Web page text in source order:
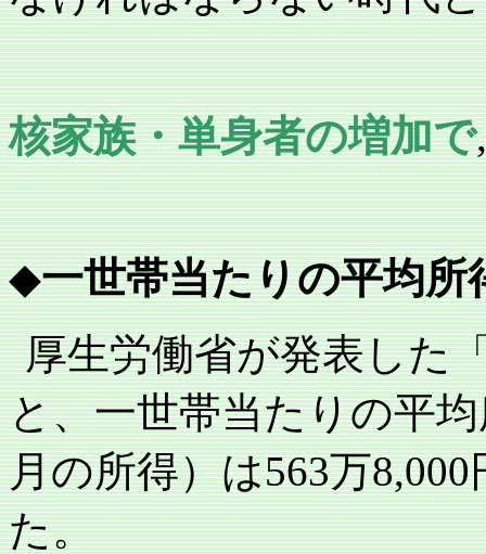
核家族・単身者の増加で,
◆一世帯当たりの平均所
厚生労働省が発表した
と、一世帯当たりの平
月の所得）は563万8,000
た。